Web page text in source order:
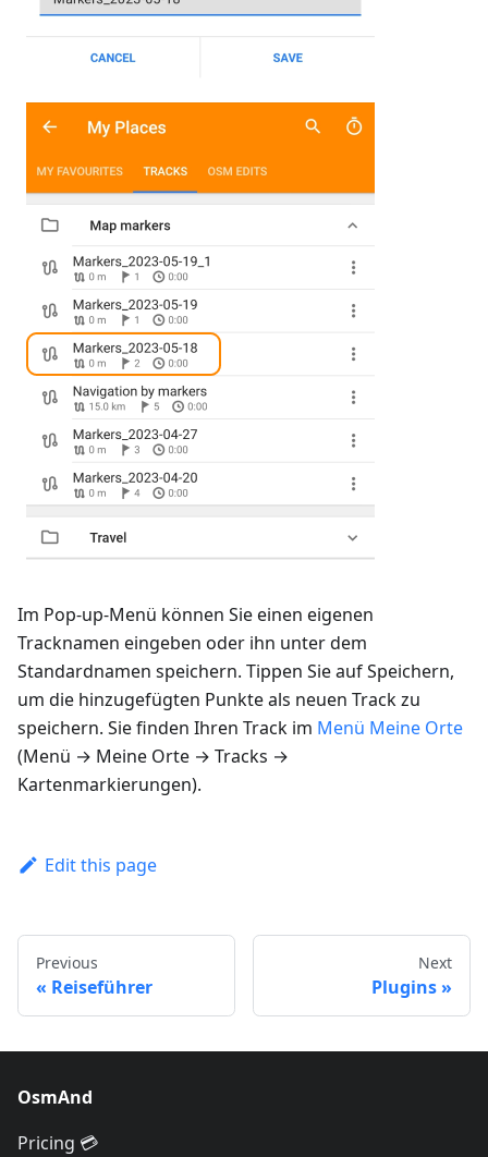
Im Pop-up-Menü können Sie einen eigenen
Tracknamen eingeben oder ihn unter dem
Standardnamen speichern. Tippen Sie aufSpeichern,
um die hinzugefügten Punkte als neuen Track zu
speichern. Sie finden Ihren Track im Menü Meine Orte
(Menü → Meine Orte → Tracks →
Kartenmarkierungen).
Edit this page
Previous
Reiseführer
Next
Plugins
OsmAnd
Pricing 💳